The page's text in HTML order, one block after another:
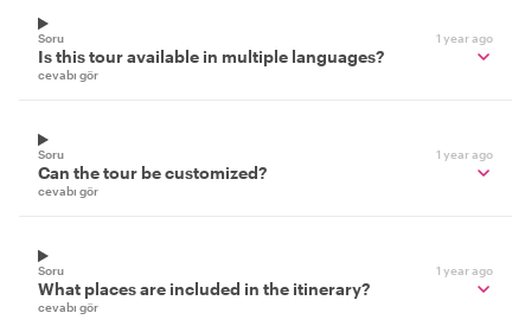
Soru 1 year ago
Is this tour available in multiple languages?
cevabı gör
Soru 1 year ago
Can the tour be customized?
cevabı gör
Soru 1 year ago
What places are included in the itinerary?
cevabı gör